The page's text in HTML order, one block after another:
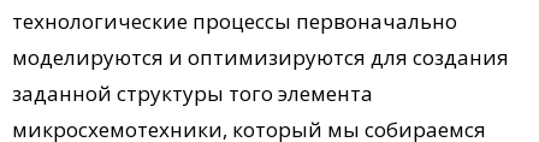
технологические процессы первоначально
моделируются и оптимизируются для создания
заданной структуры того элемента
микросхемотехники, который мы собираемся